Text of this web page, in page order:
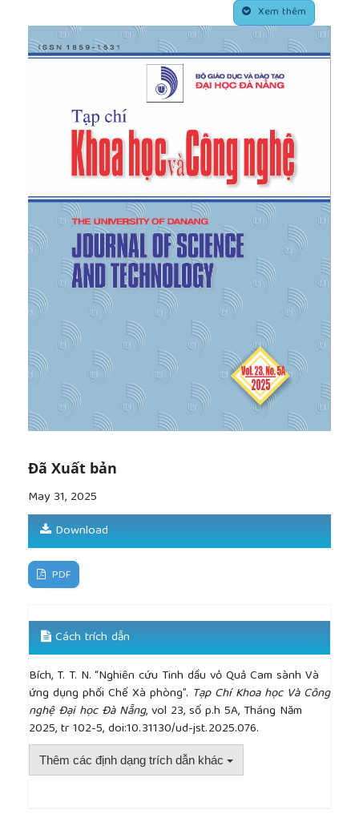
Citrus nobilispeel,
Citrus hystrix, andCitrus limon”,Journal of
Industry and Trade, vol. 8, no. 4, pp. 358-364, 2020.
[5]X. Phong, T. T. H. Nhien, L. T. T. Duyen, N. N.
Thanh, and L. D. Truong, “Physiochemical properties,
antibacterial, antifungal, and antioxidant activities
of essential oils from organe (
Emirates Journal of Food & Agriculture, vol. 34, no.
4, pp. 289-296, 2022.
V. Loi, N. T. M. Tu, and H. D. Hoa, “Study on the
extraction and biological activity of the odorous
components in peel oil of pummelo and organe
from Vietnam”,Journal of Science and Technology,
vol. 51, no. 2, pp. 40-52, 2013.
[7]L. T. T. Duyenet al., “Extraction and evaluation
of antimicrobial activities of essential oils from
organe peel (Citrus nobilis) grown in Can Tho city,
Vietnam”,Ciência Rural , 54, no. 5, pp. 1-12, 2024.
[8]Mongkol, P. Nilprapruck, and A. K. Yoshida,
“Antifungal and antibacterial activities of essential
oil from Som Keaw (Citrus nobilis) in Thailand”,
International Journal of Agricultural Technology
vol. 16, no. 4, pp. 887-896, 2020.
[9]
Q. Diem, N. V. Son, V. T. Khue, and V. T. Cong,
“Biochar synthesis from waste coffee peel for
of Science and Technology,
antifungal natural products: methodologies,
comparability of results and assay choice”,
Phytochemical Analysis
2000.
[11]
F. C. Yazid, “Chemical composition, antimicrobial and
essential oil from Algeria”,Journal of Microbiology,
Biotechnology and Food Science
Xem thêm
Đã Xuất bản
May 31, 2025
Download
PDF
Cách trích dẫn
Bích, T. T. N. “Nghiên cứu Tinh dầu vỏ Quả Cam sành Và
ứng dụng phối Chế Xà phòng”. Tạp Chí Khoa học Và Công
nghệ Đại học Đà Nẵng, vol 23, số p.h 5A, Tháng Năm
2025, tr 102-5, doi:10.31130/ud-jst.2025.076.
Thêm các định dạng trích dẫn khác